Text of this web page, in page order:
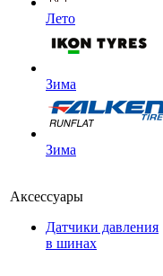
Лето
Зима
Зима
Аксессуары
Датчики давления
в шинах